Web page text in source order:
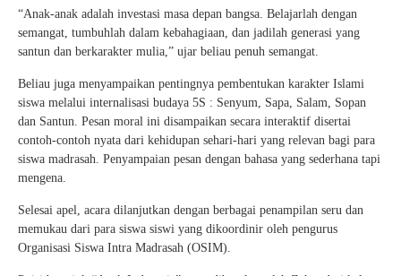
“Anak-anak adalah investasi masa depan bangsa. Belajarlah dengan
semangat, tumbuhlah dalam kebahagiaan, dan jadilah generasi yang
santun dan berkarakter mulia,” ujar beliau penuh semangat.
Beliau juga menyampaikan pentingnya pembentukan karakter Islami
siswa melalui internalisasi budaya 5S : Senyum, Sapa, Salam, Sopan
dan Santun. Pesan moral ini disampaikan secara interaktif disertai
contoh-contoh nyata dari kehidupan sehari-hari yang relevan bagi para
siswa madrasah. Penyampaian pesan dengan bahasa yang sederhana tapi
mengena.
Selesai apel, acara dilanjutkan dengan berbagai penampilan seru dan
memukau dari para siswa siswi yang dikoordinir oleh pengurus
Organisasi Siswa Intra Madrasah (OSIM).